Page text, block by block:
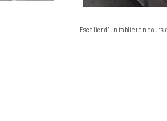
Escalier d’un tablier en cours